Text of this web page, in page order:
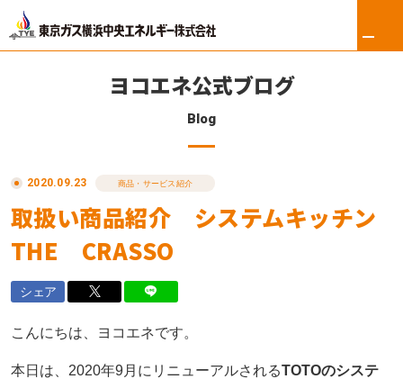
リフォーム
東京ガス修理サービス
ヨコエネ公式ブログ
Blog
2020.09.23 商品・サービス紹介
取扱い商品紹介 システムキッチン
THE CRASSO
シェア
こんにちは、ヨコエネです。
本日は、2020年9月にリニューアルされるTOTOのシステ